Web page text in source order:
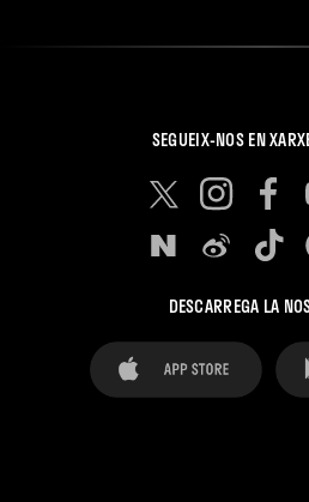
SEGUEIX-NOS EN
DESCARREGA LA